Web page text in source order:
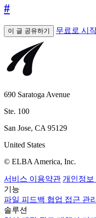
#
이 글 공유하기 무료로 시
690 Saratoga Avenue
Ste. 100
San Jose, CA 95129
United States
© ELBA America, Inc.
서비스 이용약관 개인정보
기능
파일 피드백 협업 접근 관리
솔루션